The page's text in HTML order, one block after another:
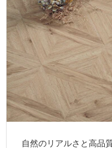
メンテナンス・施工材
ミラタップチャンネル
自然のリアルさと高品